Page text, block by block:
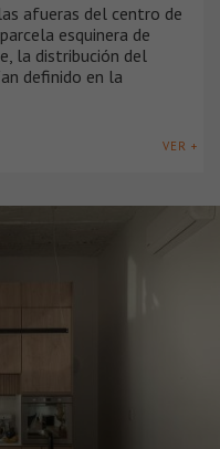
afueras del centro de
esquinera de
la distribución del
definido en la
VER +